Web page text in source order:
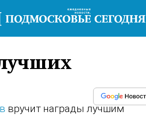
вручит награды лучшим